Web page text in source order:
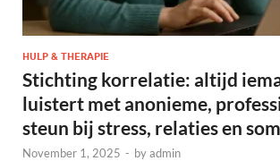
HULP & THERAPIE
Stichting korrelatie: altijd
luistert met anonieme,
steun bij stress, relaties en
November 1, 2025 - byadmin